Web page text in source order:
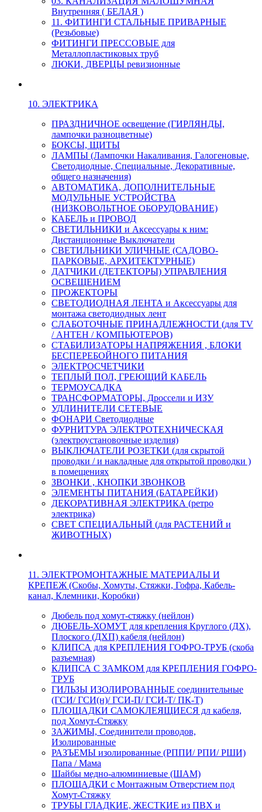
Внутренняя ( БЕЛАЯ )
11. ФИТИНГИ СТАЛЬНЫЕ ПРИВАРНЫЕ
(Резьбовые)
ФИТИНГИ ПРЕССОВЫЕ для
Металлопластиковых труб
ЛЮКИ, ДВЕРЦЫ ревизионные
10. ЭЛЕКТРИКА
ПРАЗДНИЧНОЕ освещение (ГИРЛЯНДЫ,
лампочки разноцветные)
БОКСЫ, ЩИТЫ
ЛАМПЫ (Лампочки Накаливания, Галогеновые,
Светодиодные, Специальные, Декоративные,
общего назначения)
АВТОМАТИКА, ДОПОЛНИТЕЛЬНЫЕ
МОДУЛЬНЫЕ УСТРОЙСТВА
(НИЗКОВОЛЬТНОЕ ОБОРУДОВАНИЕ)
КАБЕЛЬ и ПРОВОД
СВЕТИЛЬНИКИ и Аксессуары к ним:
Дистанционные Выключатели
СВЕТИЛЬНИКИ УЛИЧНЫЕ (САДОВО-
ПАРКОВЫЕ, АРХИТЕКТУРНЫЕ)
ДАТЧИКИ (ДЕТЕКТОРЫ) УПРАВЛЕНИЯ
ОСВЕЩЕНИЕМ
ПРОЖЕКТОРЫ
СВЕТОДИОДНАЯ ЛЕНТА и Аксессуары для
монтажа светодиодных лент
СЛАБОТОЧНЫЕ ПРИНАДЛЕЖНОСТИ (для TV
/ АНТЕН / КОМПЬЮТЕРОВ)
СТАБИЛИЗАТОРЫ НАПРЯЖЕНИЯ , БЛОКИ
БЕСПЕРЕБОЙНОГО ПИТАНИЯ
ЭЛЕКТРОСЧЕТЧИКИ
ТЕПЛЫЙ ПОЛ, ГРЕЮЩИЙ КАБЕЛЬ
ТЕРМОУСАДКА
ТРАНСФОРМАТОРЫ, Дроссели и ИЗУ
УДЛИНИТЕЛИ СЕТЕВЫЕ
ФОНАРИ Светодиодные
ФУРНИТУРА ЭЛЕКТРОТЕХНИЧЕСКАЯ
(электроустановочные изделия)
ВЫКЛЮЧАТЕЛИ РОЗЕТКИ (для скрытой
проводки / и накладные для открытой проводки )
в помещениях
ЗВОНКИ , КНОПКИ ЗВОНКОВ
ЭЛЕМЕНТЫ ПИТАНИЯ (БАТАРЕЙКИ)
ДЕКОРАТИВНАЯ ЭЛЕКТРИКА (ретро
электрика)
СВЕТ СПЕЦИАЛЬНЫЙ (для РАСТЕНИЙ и
ЖИВОТНЫХ)
11. ЭЛЕКТРОМОНТАЖНЫЕ МАТЕРИАЛЫ И
КРЕПЕЖ (Скобы, Хомуты, Стяжки, Гофра, Кабель-
канал, Клемники, Коробки)
Дюбель под хомут-стяжку (нейлон)
ДЮБЕЛЬ-ХОМУТ для крепления Круглого (ДХ),
Плоского (ДХП) кабеля (нейлон)
КЛИПСА для КРЕПЛЕНИЯ ГОФРО-ТРУБ (скоба
разъемная)
КЛИПСА С ЗАМКОМ для КРЕПЛЕНИЯ ГОФРО-
ТРУБ
ГИЛЬЗЫ ИЗОЛИРОВАННЫЕ соединительные
(ГСИ/ ГСИ(н)/ ГСИ-П/ ГСИ-Т/ ПК-Т)
ПЛОЩАДКИ САМОКЛЕЯЩИЕСЯ дл кабеля,
под Хомут-Стяжку
ЗАЖИМЫ, Соединители проводов,
Изолированные
РАЗЪЕМЫ изолированные (РППИ/ РПИ/ РШИ)
Папа / Мама
Шайбы медно-алюминиевые (ШАМ)
ПЛОЩАДКИ с Монтажным Отверстием под
Хомут-Стяжку
ТРУБЫ ГЛАДКИЕ, ЖЕСТКИЕ из ПВХ и